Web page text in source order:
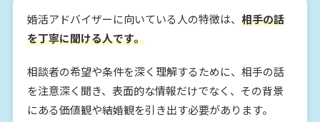
婚活アドバイザーに向いている人の特徴は、 相手の話
を丁寧に聞ける人です。
相談者の希望や条件を深く理解するために、相手の話
を注意深く聞き、表面的な情報だけでなく、その背景
にある価値観や結婚観を引き出す必要があります。